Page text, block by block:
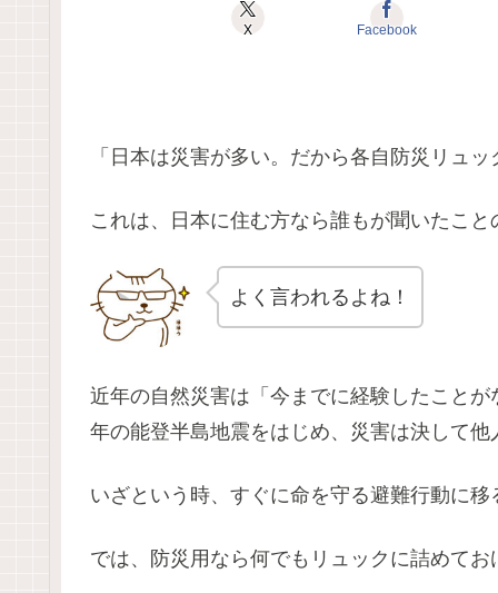
X Facebook
「日本は災害が多い。だから各自防災リュ
これは、日本に住む方なら誰もが聞いたこ
よく言われるよね！
近年の自然災害は「今までに経験したこと
年の能登半島地震をはじめ、災害は決して
いざという時、すぐに命を守る避難行動に
では、防災用なら何でもリュックに詰めて